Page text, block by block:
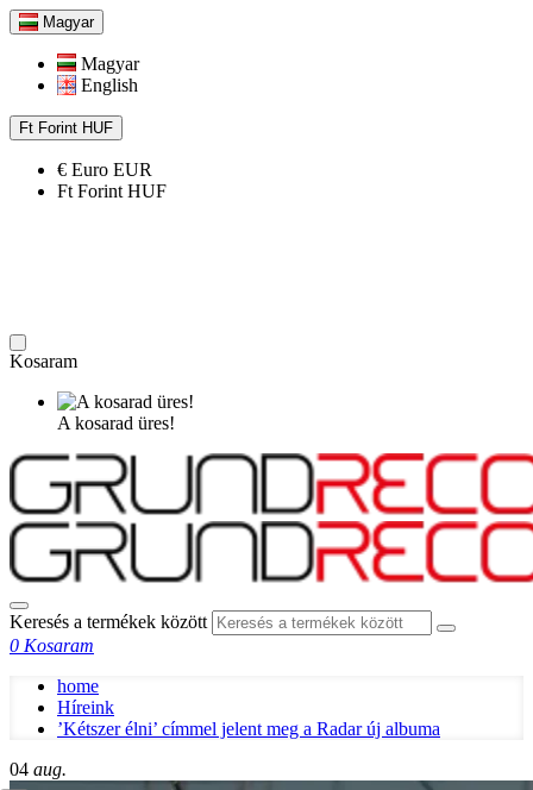
Magyar
Magyar
English
Ft Forint HUF
€ Euro EUR
Ft Forint HUF
Kosaram
A kosarad üres!
Keresés a termékek között
0 Kosaram
home
Híreink
’Kétszer élni’ címmel jelent meg a Radar új albuma
04 aug.